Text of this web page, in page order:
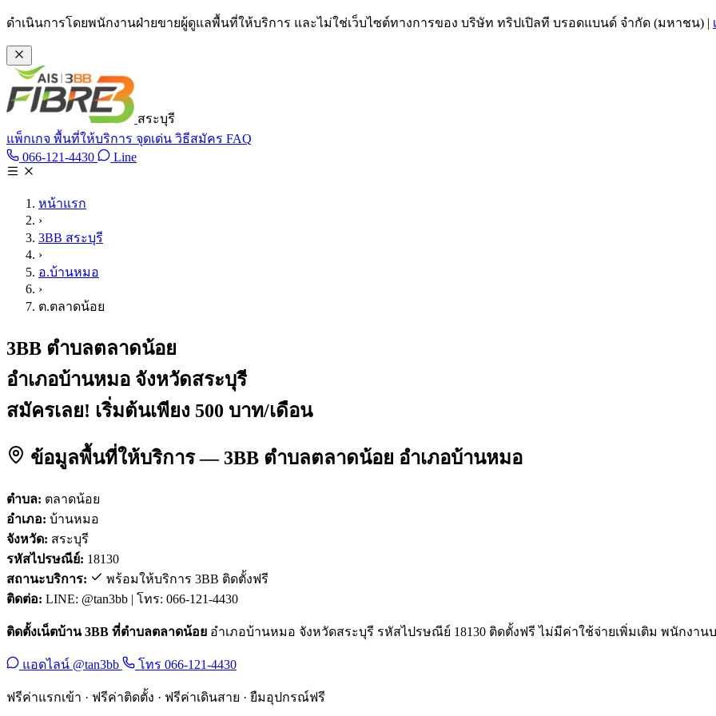
ข้ามไปเนื้อหาหลัก
ดำเนินการโดยพนักงานฝ่ายขายผู้ดูแลพื้นที่ให้บริการ และไม่ใช่เว็บไซต์ทางการของ บริษัท ทริปเปิลที บรอดแบนด์ จำกัด (มหาชน) |
สระบุรี
แพ็กเกจ พื้นที่ให้บริการ จุดเด่น วิธีสมัคร FAQ
066-121-4430 โทร 066-121-4430
LineLine @tan3bb
หน้าแรก
›
3BB สระบุรี
›
อ.บ้านหมอ
›
ต.ตลาดน้อย
3BB ตำบลตลาดน้อย
อำเภอบ้านหมอ จังหวัดสระบุรี
สมัครเลย! เริ่มต้นเพียง 500 บาท/เดือน
ข้อมูลพื้นที่ให้บริการ — 3BB ตำบลตลาดน้อย อำเภอบ้านหมอ
ตำบล: ตลาดน้อย
อำเภอ: บ้านหมอ
จังหวัด: สระบุรี
รหัสไปรษณีย์: 18130
สถานะบริการ:
พร้อมให้บริการ 3BB ติดตั้งฟรี
ติดต่อ: LINE: @tan3bb | โทร: 066-121-4430
ติดตั้งเน็ตบ้าน 3BB ที่ตำบลตลาดน้อย อำเภอบ้านหมอ จังหวัดสระบุรี รหัสไปรษณีย์ 18130 ติดตั้งฟรี ไม่มีค่าใช้จ่ายเพิ่มเติม พนักงา
แอดไลน์ @tan3bb โทร 066-121-4430
ฟรีค่าแรกเข้า · ฟรีค่าติดตั้ง · ฟรีค่าเดินสาย · ยืมอุปกรณ์ฟรี